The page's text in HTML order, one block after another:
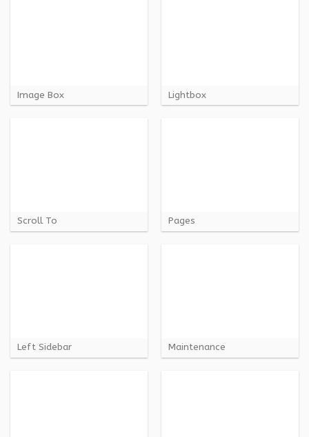
Image Box Lightbox
Scroll To Pages
Left Sidebar Maintenance